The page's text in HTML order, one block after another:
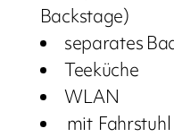
Backstage)
separates
Teeküche
WLAN
mit